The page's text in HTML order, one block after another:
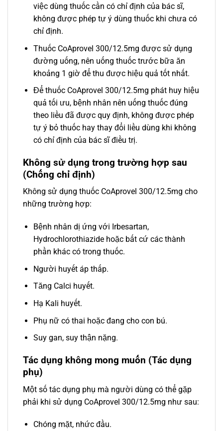
việc dùng thuốc cần có chỉ định của bác sĩ,
không được phép tự ý dùng thuốc khi chưa có
chỉ định.
Thuốc CoAprovel 300/12.5mg được sử dụng
đường uống, nên uống thuốc trước bữa ăn
khoảng 1 giờ để thu được hiệu quả tốt nhất.
Để thuốc CoAprovel 300/12.5mg phát huy hiệu
quả tối ưu, bệnh nhân nên uống thuốc đúng
theo liều đã được quy định, không được phép
tự ý bỏ thuốc hay thay đổi liều dùng khi không
có chỉ định của bác sĩ điều trị.
Không sử dụng trong trường hợp sau
(Chống chỉ định)
Không sử dụng thuốc CoAprovel 300/12.5mg cho
những trường hợp:
Bệnh nhân dị ứng với Irbesartan,
Hydrochlorothiazide hoặc bất cứ các thành
phần khác có trong thuốc.
Người huyết áp thấp.
Tăng Calci huyết.
Hạ Kali huyết.
Phụ nữ có thai hoặc đang cho con bú.
Suy gan, suy thận nặng.
Tác dụng không mong muốn (Tác dụng
phụ)
Một số tác dụng phụ mà người dùng có thể gặp
phải khi sử dụng CoAprovel 300/12.5mg như sau:
Chóng mặt, nhức đầu.